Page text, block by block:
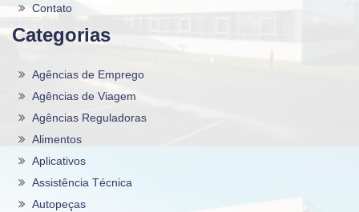
Contato
Categorias
Agências de Emprego
Agências de Viagem
Agências Reguladoras
Alimentos
Aplicativos
Assistência Técnica
Autopeças